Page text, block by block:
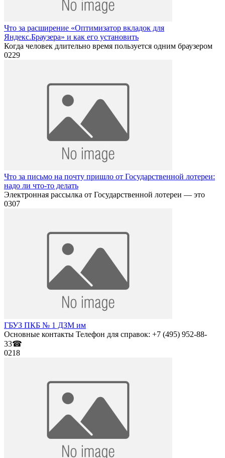
Что за расширение «Оптимизатор вкладок для
Яндекс.Браузера» и как его установить
Когда человек длительно время пользуется одним браузером
0229
Что за письмо на почту пришло от Государственной лотереи:
надо ли что-то делать
Электронная рассылка от Государственной лотереи — это
0307
ГБУЗ ПКБ № 1 ДЗМ им
Основные контакты Телефон для справок: +7 (495) 952-88-
33☎
0218